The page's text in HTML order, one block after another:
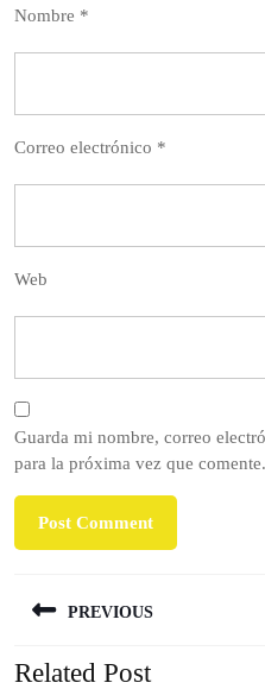
Nombre *
Correo electrónico *
Web
Guarda mi nombre, correo
para la próxima vez que comente.
de
entradas
PREVIOUS
Previous
Related Post